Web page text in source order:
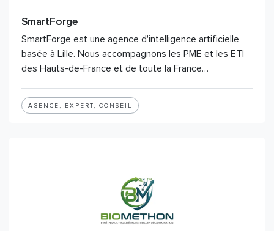
SmartForge
SmartForge est une agence d'intelligence artificielle
basée à Lille. Nous accompagnons les PME et les ETI
des Hauts-de-France et de toute la France…
AGENCE, EXPERT, CONSEIL